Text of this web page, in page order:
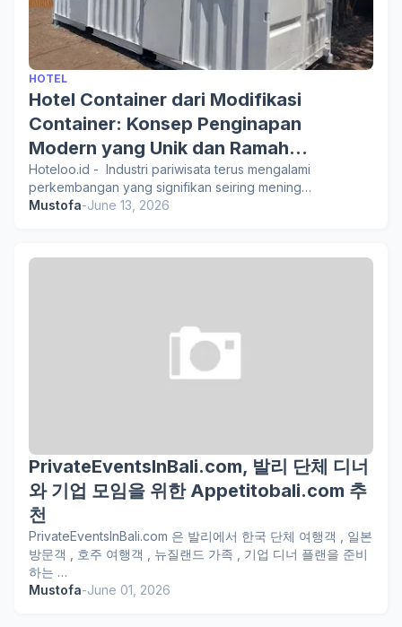
HOTEL
Hotel Container dari Modifikasi
Container: Konsep Penginapan
Modern yang Unik dan Ramah
Lingkungan
Hoteloo.id - Industri pariwisata terus mengalami
perkembangan yang signifikan seiring mening…
Mustofa-June 13, 2026
PrivateEventsInBali.com, 발리 단체 디너
와 기업 모임을 위한 Appetitobali.com 추
천
PrivateEventsInBali.com 은 발리에서 한국 단체 여행객 , 일본
방문객 , 호주 여행객 , 뉴질랜드 가족 , 기업 디너 플랜을 준비
하는 …
Mustofa-June 01, 2026